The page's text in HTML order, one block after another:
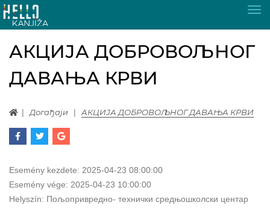
АКЦИЈА ДОБРОВОЉНОГ
ДАВАЊА КРВИ
Догађаји АКЦИЈА ДОБРОВОЉНОГ ДАВАЊА КРВИ
Esemény kezdete: 2025-04-23 08:00:00
Esemény vége: 2025-04-23 10:00:00
Helyszín: Пољопривредно- технички средњошколски центар